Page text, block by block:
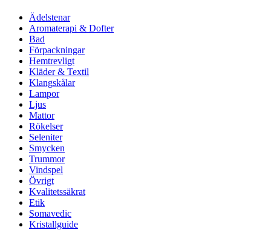
Ädelstenar
Aromaterapi & Dofter
Bad
Förpackningar
Hemtrevligt
Kläder & Textil
Klangskålar
Lampor
Ljus
Mattor
Rökelser
Seleniter
Smycken
Trummor
Vindspel
Övrigt
Kvalitetssäkrat
Etik
Somavedic
Kristallguide